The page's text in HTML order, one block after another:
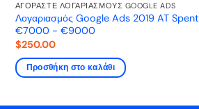
ΑΓΟΡΆΣΤΕ ΛΟΓΑΡΙΑΣΜΟΎΣ GOOGLE ADS
Λογαριασμός Google Ads 2019 AT Spent
€7000 - €9000
$250.00
Προσθήκη στο καλάθι